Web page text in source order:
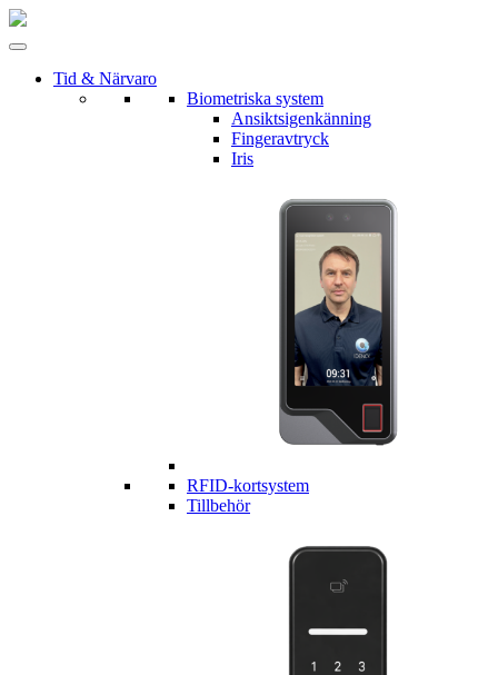
Tid & Närvaro
Biometriska system
Ansiktsigenkänning
Fingeravtryck
Iris
RFID-kortsystem
Tillbehör